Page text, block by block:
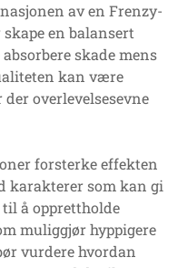
av en Frenzy-
en balansert
skade mens
kan være
overlevelsesevne
forsterke effekten
karakterer som kan gi
å opprettholde
muliggjør hyppigere
vurdere hvordan